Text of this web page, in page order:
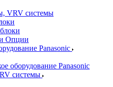
VRV системы
Опции
Panasonic
оборудование Panasonic
системы